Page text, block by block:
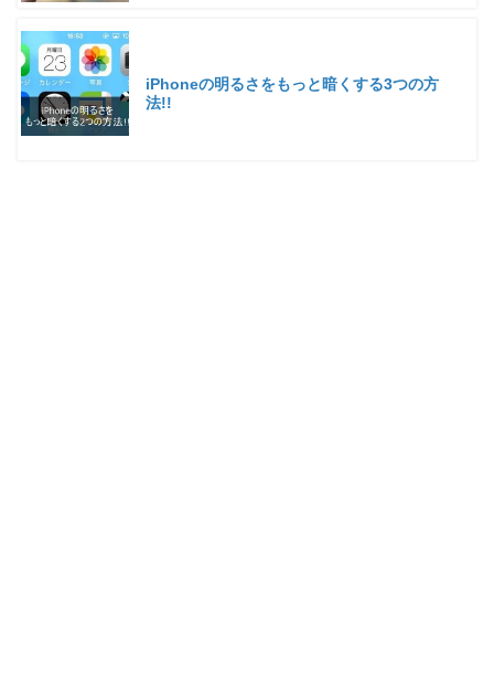
iPhoneの明るさをもっと暗くする3つの方
法!!